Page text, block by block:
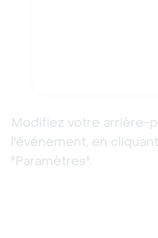
Modifiez votre arrière-
l'événement, en
"Paramètres".